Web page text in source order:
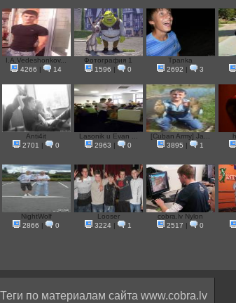
I.A.Vedeshonkov...
4266
14
Фотография 1
1596
0
Tpanka
2692
3
Anti4it
2701
0
Lasonik u Evan ...
2963
0
[Cuban Army] Ja...
3895
1
NightWolf
2866
0
Looser
3224
1
cobra.lv Nylon
2517
0
Теги по материалам сайта www.cobra.lv